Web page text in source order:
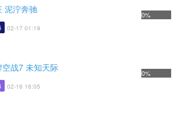
泥泞奔驰
02-17 01:19
0%
空战7 未知天际
02-16 16:05
0%